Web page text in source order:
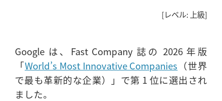
[レベル: 上級]
Google は、Fast Company 誌の 2026 年版
「World’s Most Innovative Companies （世界
で最も革新的な企業）」で第 1 位に選出され
ました。